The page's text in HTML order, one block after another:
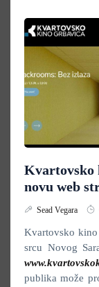
Kvartovsko
novu web
Sead Vegara
Kvartovsko kino
srcu Novog
publika može